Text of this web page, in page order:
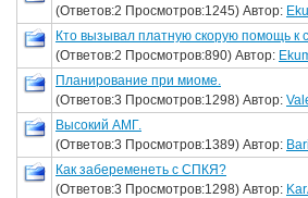
(Ответов:2 Просмотров:1245) Автор:
Кто вызывал платную скорую помощь к
(Ответов:2 Просмотров:890) Автор:
Планирование при миоме.
(Ответов:3 Просмотров:1298) Автор:
Высокий АМГ.
(Ответов:3 Просмотров:1389) Автор:
Как забеременеть с СПКЯ?
(Ответов:3 Просмотров:1298) Автор: